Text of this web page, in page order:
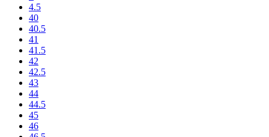
4.5
40
40.5
41
41.5
42
42.5
43
44
44.5
45
46